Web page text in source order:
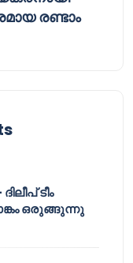
രണ്ടാം
ടീം
ഒരുങ്ങുന്നു